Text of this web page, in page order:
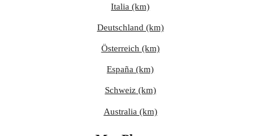
Italia (km)
Deutschland (km)
Österreich (km)
España (km)
Schweiz (km)
Australia (km)